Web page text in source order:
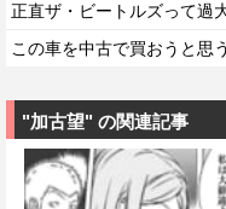
正直ザ・ビートルズって過
この車を中古で買おうと思
"加古望" の関連記事